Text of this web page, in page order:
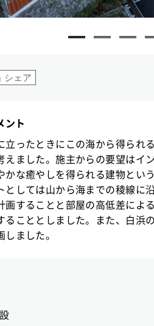
シェア
ント
立ったときにこの海から得られ
えました。施主からの要望はイ
かな癒やしを得られる建物とい
としては山から海までの稜線に
画することと部屋の高低差によ
ることとしました。また、白浜
ました。